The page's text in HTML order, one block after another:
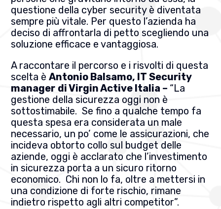
questione della cyber security è diventata
sempre più vitale. Per questo l’azienda ha
deciso di affrontarla di petto scegliendo una
soluzione efficace e vantaggiosa.
A raccontare il percorso e i risvolti di questa
scelta èAntonio Balsamo, IT Security
manager di Virgin Active Italia – “La
gestione della sicurezza oggi non è
sottostimabile. Se fino a qualche tempo fa
questa spesa era considerata un male
necessario, un po’ come le assicurazioni, che
incideva obtorto collo sul budget delle
aziende, oggi è acclarato che l’investimento
in sicurezza porta a un sicuro ritorno
economico. Chi non lo fa, oltre a mettersi in
una condizione di forte rischio, rimane
indietro rispetto agli altri competitor”.